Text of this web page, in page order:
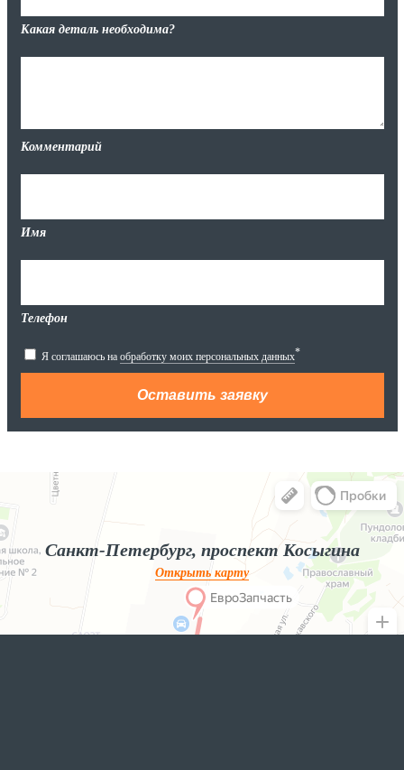
Какая деталь необходима?
Комментарий
Имя
Телефон
Я соглашаюсь на обработку моих персональных данных*
Яндекс.Карты
Яндекс.Карты — поиск мест и адресов, городской транспорт
Санкт-Петербург, проспект Косыгина
Открыть карту